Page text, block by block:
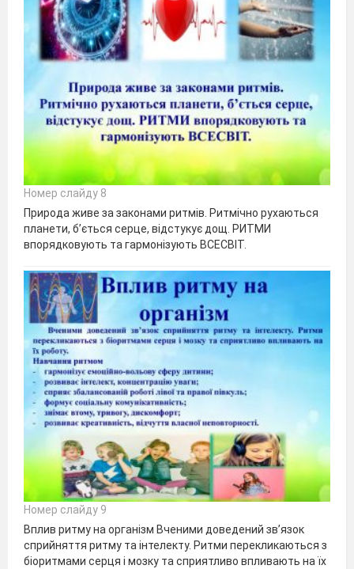
Номер слайду 8
Природа живе за законами ритмів. Ритмічно рухаються
планети, б’ється серце, відстукує дощ. РИТМИ
впорядковують та гармонізують ВСЕСВІТ.
Номер слайду 9
Вплив ритму на організм Вченими доведений зв’язок
сприйняття ритму та інтелекту. Ритми перекликаються з
біоритмами серця і мозку та сприятливо впливають на їх